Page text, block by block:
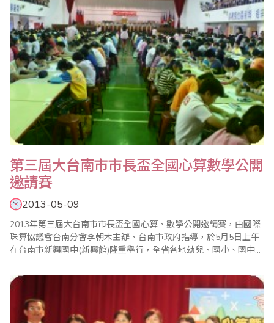
第三屆大台南市市長盃全國心算數學公開
邀請賽
2013-05-09
2013年第三屆大台南市市長盃全國心算、數學公開邀請賽，由國際
珠算協議會台南分會李朝木主辦、台南市政府指導，於5月5日上午
在台南市新興國中(新興館)隆重舉行，全省各地幼兒、國小、國中近
的好評。 原18屆台南市市長盃因縣市合併，正式改為第三屆大台南
市市長盃，李朝木認為，心算是數學的基礎，數學是科技的根基，
珠算乃是本國傳統國粹，應該繼續傳..